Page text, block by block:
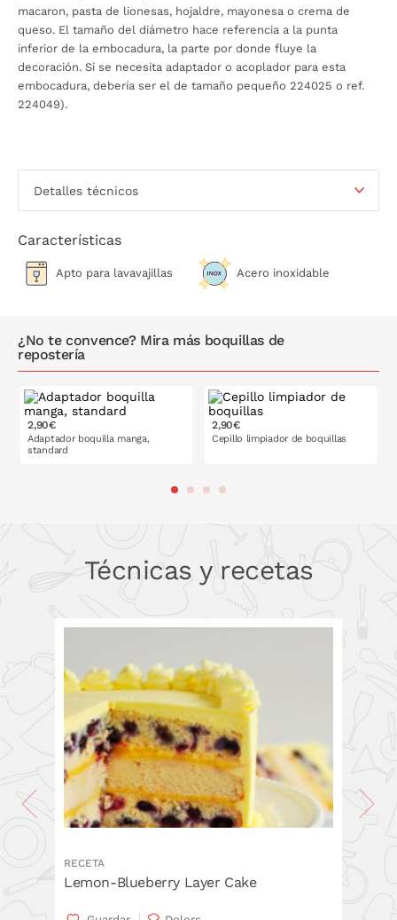
macaron, pasta de lionesas, hojaldre, mayonesa o crema de
queso. El tamaño del diámetro hace referencia a la punta
inferior de la embocadura, la parte por donde fluye la
decoración. Si se necesita adaptador o acoplador para esta
embocadura, debería ser el de tamaño pequeño 224025 o ref.
224049).
Detalles técnicos
Características
Apto para lavavajillas Acero inoxidable
¿No te convence? Mira más boquillas de
repostería
2,90€
Adaptador boquilla manga,
standard
PONLO EN LA CESTA
2,90€
Cepillo limpiador de boquillas
PONLO EN LA CESTA
Técnicas y recetas
RECETA
Lemon-Blueberry Layer Cake